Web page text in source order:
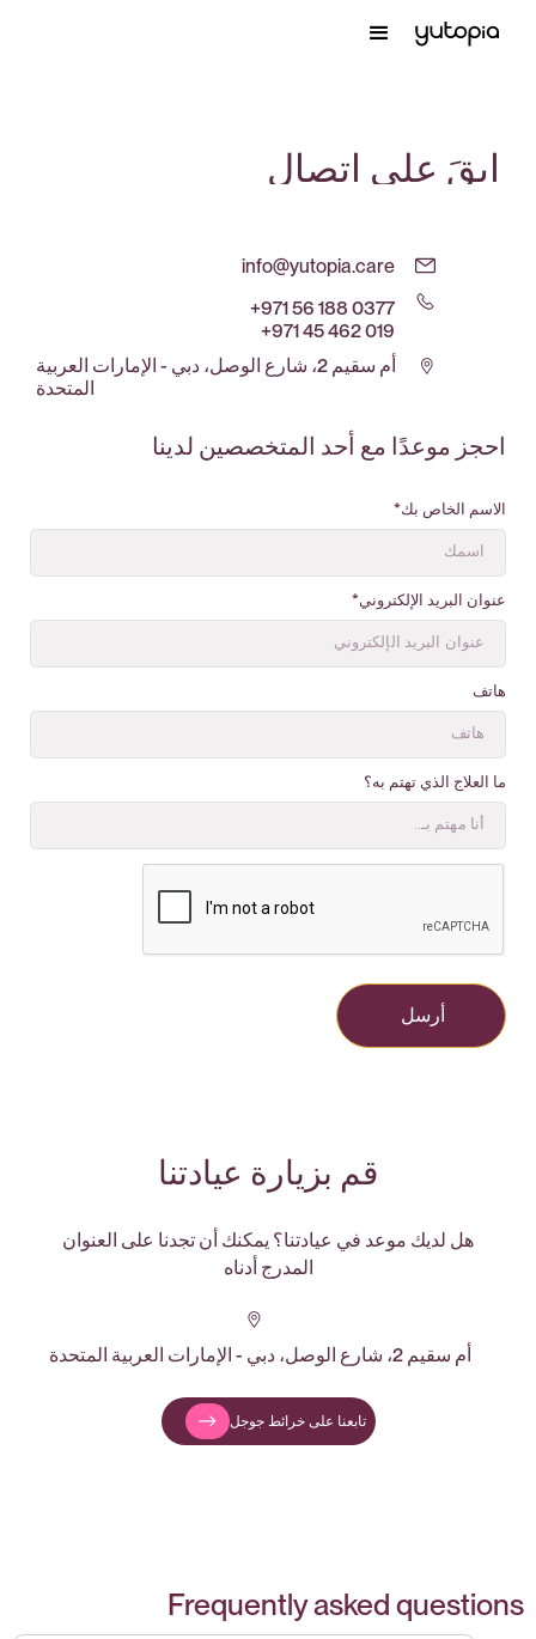
ابقَ على اتصال
info@yutopia.care
+971 56 188 0377
+971 45 462 019
أم سقيم 2، شارع الوصل، دبي - الإمارات العربية
المتحدة
احجز موعدًا مع أحد المتخصصين لدينا
الاسم الخاص بك*
عنوان البريد الإلكتروني*
هاتف
ما العلاج الذي تهتم به؟
قم بزيارة عيادتنا
هل لديك موعد في عيادتنا؟ يمكنك أن تجدنا على العنوان
المدرج أدناه
أم سقيم 2، شارع الوصل، دبي - الإمارات العربية المتحدة
تابعنا على خرائط جوجل
Frequently asked questions